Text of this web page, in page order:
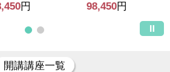
98,450 98,450
開講講座一覧